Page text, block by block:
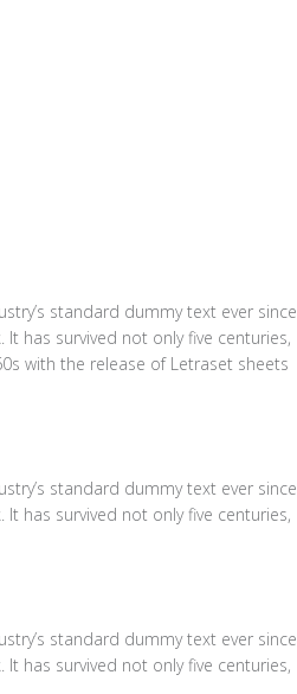
standard dummy text ever since
has survived not only five centuries,
with the release of Letraset sheets
standard dummy text ever since
has survived not only five centuries,
standard dummy text ever since
has survived not only five centuries,